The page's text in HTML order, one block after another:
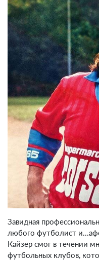
Завидная
любого футболист
Кайзер смог в течении
футбольных клубов,